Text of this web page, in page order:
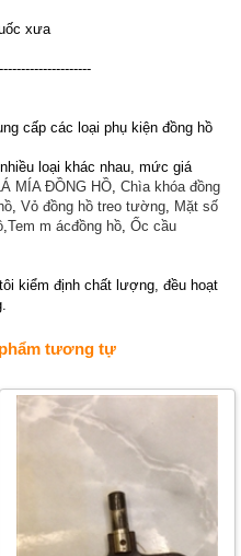
xưa
cấp các loại phụ kiện đồng hồ
loại khác nhau, mức giá
MÍA ĐỒNG HỒ, Chìa khóa đồng
, Vỏ đồng hồ treo tường, Mặt số
,Tem m ácđồng hồ, Ốc cầu
kiểm định chất lượng, đều hoạt
tương tự